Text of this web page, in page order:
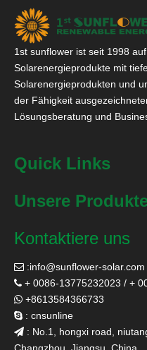
1st sunflower ist seit 1998
Solarenergieprodukte mit
Solarenergieprodukten und
der Fähigkeit
Lösungsberatung und
Quick Links
Unsere
Kontaktiere uns
 :info@sunflower-solar.com
 + 0086-13775232023 / +
 +8613584366733
 : cnsunline
 : No.1, hongxi road,
Changzhou, Jiangsu, China